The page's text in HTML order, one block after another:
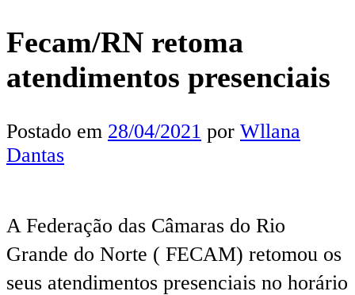
Fecam/RN retoma
atendimentos presenciais
Postado em 28/04/2021 por Wllana
Dantas
A Federação das Câmaras do Rio
Grande do Norte ( FECAM) retomou os
seus atendimentos presenciais no horário